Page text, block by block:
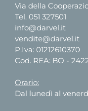
Via della
Tel. 051 327501
info@darvel.it
vendite@darvel.it
P.Iva: 01212610370
Cod. REA: BO -
Orario:
Dal lunedì al